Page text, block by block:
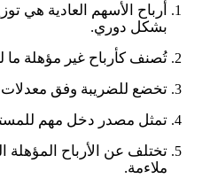
أرباح الأسهم العادية هي
بشكل دوري.
تُصنف كأرباح غير مؤهلة
تخضع للضريبة وفق معدلات
تمثل مصدر دخل مهم
تختلف عن الأرباح المؤهلة
ملاءمة.